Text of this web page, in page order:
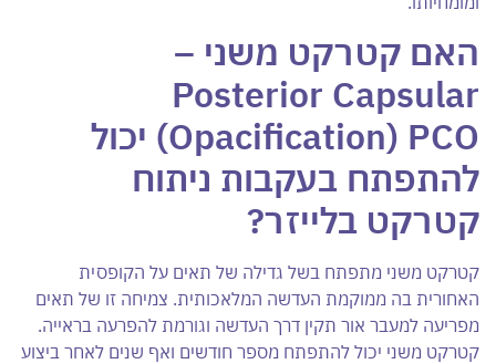
האם קטרקט משני –
Posterior Capsular
Opacification) PCO) יכול
להתפתח בעקבות ניתוח
קטרקט בלייזר?
קטרקט משני מתפתח בשל גדילה של תאים על הקופסית
האחורית בה ממוקמת העדשה המלאכותית. צמיחה זו של תאים
מפריעה למעבר אור תקין דרך העדשה וגורמת להפרעה בראייה.
קטרקט משני יכול להתפתח מספר חודשים ואף שנים לאחר ביצוע